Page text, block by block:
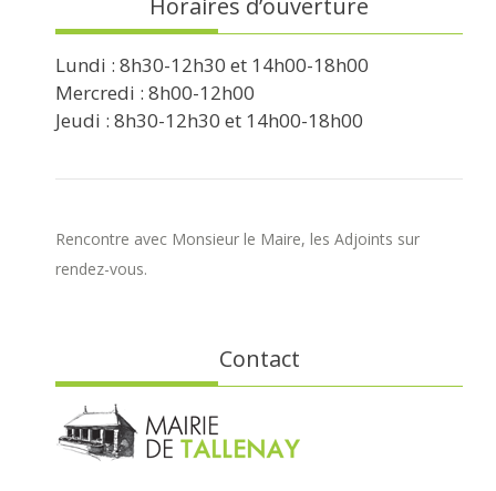
Horaires d’ouverture
Lundi : 8h30-12h30 et 14h00-18h00
Mercredi : 8h00-12h00
Jeudi : 8h30-12h30 et 14h00-18h00
Rencontre avec Monsieur le Maire, les Adjoints sur
rendez-vous.
Contact